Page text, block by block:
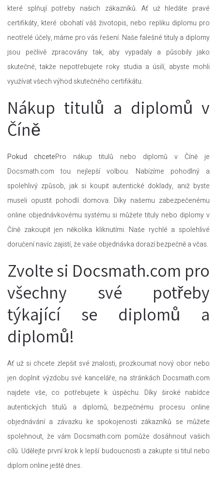
které splňují potřeby našich zákazníků. Ať už hledáte pravé
certifikáty, které obohatí váš životopis, nebo repliku diplomu pro
neotřelé účely, máme pro vás řešení. Naše falešné tituly a diplomy
jsou pečlivě zpracovány tak, aby vypadaly a působily jako
skutečné, takže nepotřebujete roky studia a úsilí, abyste mohli
využívat všech výhod skutečného certifikátu.
Nákup titulů a diplomů v
Číně
Pokud chcetePro nákup titulů nebo diplomů v Číně je
Docsmath.com tou nejlepší volbou. Nabízíme pohodlný a
spolehlivý způsob, jak si koupit autentické doklady, aniž byste
museli opustit pohodlí domova. Díky našemu zabezpečenému
online objednávkovému systému si můžete tituly nebo diplomy v
Číně zakoupit jen několika kliknutími. Naše rychlé a spolehlivé
doručení navíc zajistí, že vaše objednávka dorazí bezpečně a včas.
Zvolte si Docsmath.com pro
všechny své potřeby
týkající se diplomů a
diplomů!
Ať už si chcete zlepšit své znalosti, prozkoumat nový obor nebo
jen doplnit výzdobu své kanceláře, na stránkách Docsmath.com
najdete vše, co potřebujete k úspěchu. Díky široké nabídce
autentických titulů a diplomů, bezpečnému procesu online
objednávání a závazku ke spokojenosti zákazníků se můžete
spolehnout, že vám Docsmath.com pomůže dosáhnout vašich
cílů. Udělejte první krok k lepší budoucnosti a zakupte si titul nebo
diplom online ještě dnes.